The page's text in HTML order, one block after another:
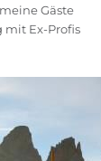
Gäste
mit Ex-Profis